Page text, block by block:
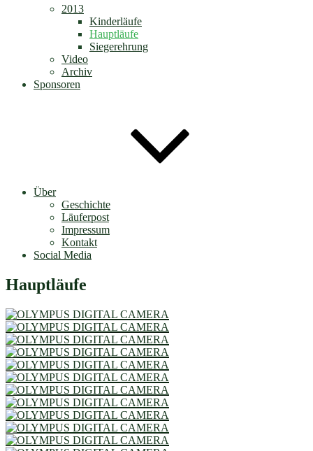
2013
Kinderläufe
Hauptläufe
Siegerehrung
Video
Archiv
Sponsoren
Über
Geschichte
Läuferpost
Impressum
Kontakt
Social Media
Hauptläufe